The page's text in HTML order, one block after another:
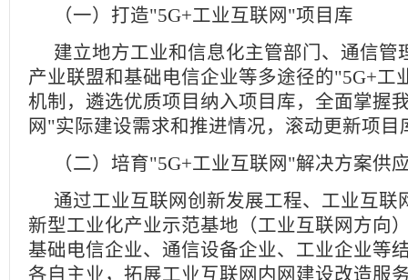
（一）打造"5G+工业互联网"项目库
建立地方工业和信息化主管部门、通信管
产业联盟和基础电信企业等多途径的"5G+工
机制，遴选优质项目纳入项目库，全面掌握
网"实际建设需求和推进情况，滚动更新项目
（二）培育"5G+工业互联网"解决方案供
通过工业互联网创新发展工程、工业互联
新型工业化产业示范基地（工业互联网方向
基础电信企业、通信设备企业、工业企业等
各自主业，拓展工业互联网内网建设改造服